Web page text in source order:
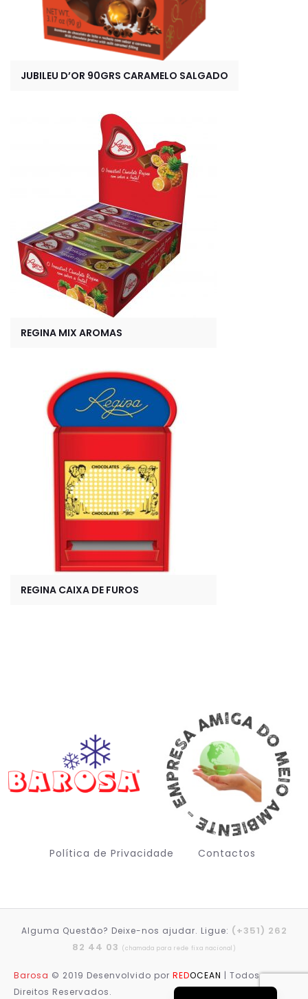
JUBILEU D’OR 90GRS CARAMELO SALGADO
REGINA MIX AROMAS
REGINA CAIXA DE FUROS
Política de Privacidade Contactos
Alguma Questão? Deixe-nos ajudar. Ligue: (+351) 262
82 44 03
(chamada para rede fixa nacional)
Barosa © 2019 Desenvolvido por REDOCEAN | Todos os
Direitos Reservados.
English (UK)
Deutsch (Sie)